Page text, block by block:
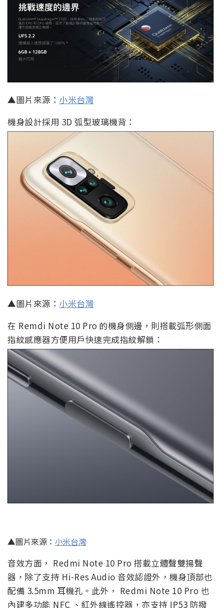
▲圖片來源： 小米台灣
機身設計採用 3D 弧型玻璃機背：
▲圖片來源： 小米台灣
在 Remdi Note 10 Pro 的機身側邊，則搭載弧形側面
指紋感應器方便用戶快速完成指紋解鎖：
▲圖片來源： 小米台灣
音效方面， Redmi Note 10 Pro 搭載立體聲雙揚聲
器，除了支持 Hi-Res Audio 音效認證外，機身頂部也
配備 3.5mm 耳機孔。此外， Redmi Note 10 Pro 也
內建多功能 NFC 、紅外線遙控器，亦支持 IP53 防撥